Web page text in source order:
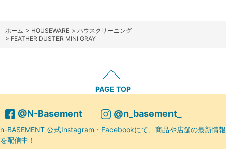
ホーム > HOUSEWARE > ハウスクリーニング
> FEATHER DUSTER MINI GRAY
PAGE TOP
@N-Basement @n_basement_
n-BASEMENT 公式Instagram・Facebookにて、商品や店舗の最新情報
を配信中！